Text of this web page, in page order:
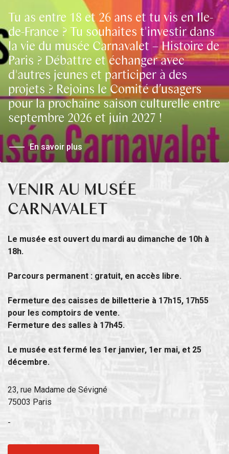
Tu as entre 18 et 26 ans et tu vis en Ile-
de-France ? Tu souhaites t'investir dans
la vie du musée Carnavalet – Histoire de
Paris ? Débattre et échanger avec
d'autres jeunes et participer à des
projets ? Rejoins le Comité d’usagers
pour la prochaine saison culturelle entre
septembre 2026 et juin 2027 !
En savoir plus
VENIR AU MUSÉE
CARNAVALET
Le musée est ouvert du mardi au dimanche de 10h à
18h.
Parcours permanent : gratuit, en accès libre.
Fermeture des caisses de billetterie à 17h15, 17h55
pour les comptoirs de vente.
Fermeture des salles à 17h45.
Le musée est fermé les 1er janvier, 1er mai, et 25
décembre.
23, rue Madame de Sévigné
75003 Paris
-